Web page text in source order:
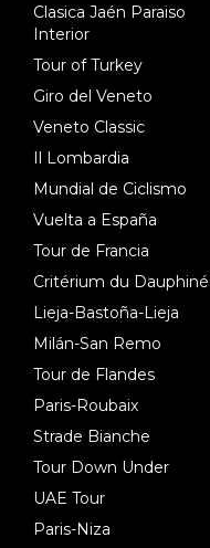
Clasica Jaén Paraiso
Interior
Tour of Turkey
Giro del Veneto
Veneto Classic
Il Lombardia
Mundial de Ciclismo
Vuelta a España
Tour de Francia
Critérium du Dauphiné
Lieja-Bastoña-Lieja
Milán-San Remo
Tour de Flandes
Paris-Roubaix
Strade Bianche
Tour Down Under
UAE Tour
Paris-Niza